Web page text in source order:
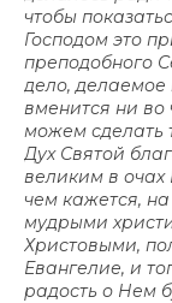
чтобы
Господом это
преподобного
дело, делаемое
вменится ни
можем сделать
Дух Святой
великим в очах
чем кажется,
мудрыми
Христовыми,
Евангелие, и
радость о Нем